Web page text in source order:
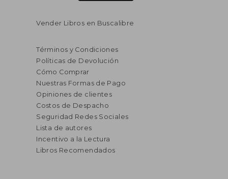
Vender Libros en Buscalibre
Términos y Condiciones
Políticas de Devolución
Cómo Comprar
Nuestras Formas de Pago
Opiniones de clientes
Costos de Despacho
Seguridad Redes Sociales
Lista de autores
Incentivo a la Lectura
Libros Recomendados